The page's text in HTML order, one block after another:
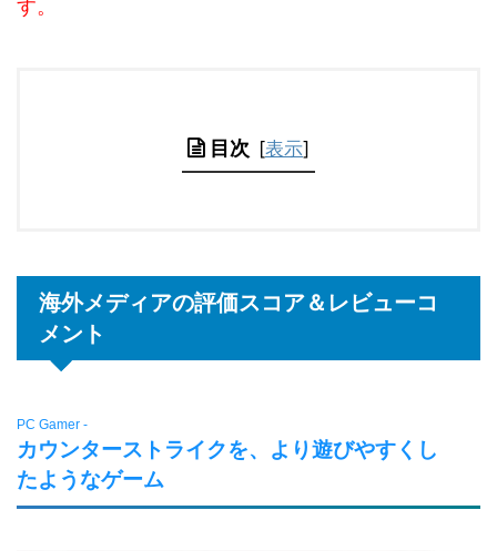
す。
目次 [表示]
海外メディアの評価スコア＆レビューコ
メント
PC Gamer -
カウンターストライクを、より遊びやすくし
たようなゲーム